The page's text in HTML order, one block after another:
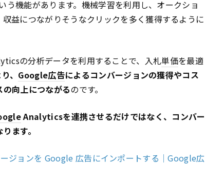
う機能があります。機械学習を利用し、オークショ
益につながりそうなクリックを多く獲得するように
の分析データを利用することで、入札単価を最適
、 Google広告によるコンバージョンの獲得やコス
向上につながるのです。
Analyticsを連携させるだけではなく、コンバー
ます。
ジョンを Google 広告にインポートする｜Google広